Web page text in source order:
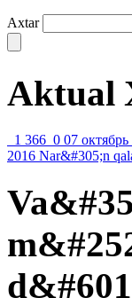
Axtar
Aktual
1 366 0 07
2016 Nar&#305;n